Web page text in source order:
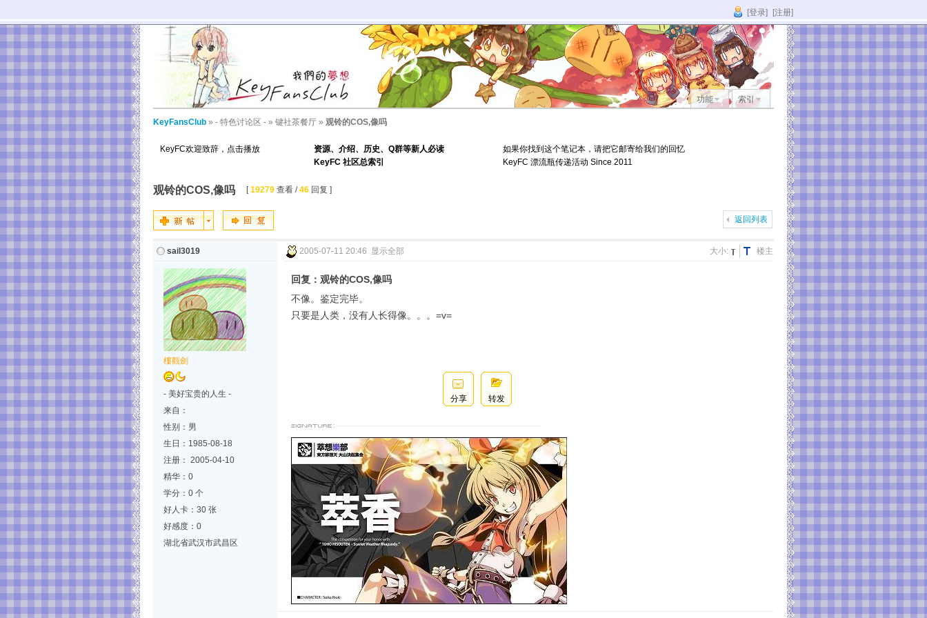
[登录] [注册]
功能 索引
KeyFansClub » - 特色讨论区 - » 键社茶餐厅 » 观铃的COS,像吗
KeyFC欢迎致辞，点击播放
资源、介绍、历史、Q群等新人必读
KeyFC 社区总索引
如果你找到这个笔记本，请把它邮寄给我们的回忆
KeyFC 漂流瓶传递活动 Since 2011
观铃的COS,像吗 [19279 查看 /46 回复 ]
返回列表
sail3019
樓觀劍
- 美好宝贵的人生 -
来自：
性别：男
生日：1985-08-18
注册： 2005-04-10
精华：0
学分：0 个
好人卡：30 张
好感度：0
湖北省武汉市武昌区
2005-07-11 20:46 显示全部 楼主
大小:
回复：观铃的COS,像吗
不像。鉴定完毕。
只要是人类，没有人长得像。。。=v=
分享 转发